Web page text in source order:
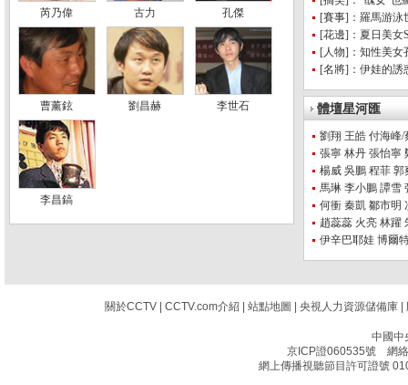
芮乃偉 古力 孔傑
曹薰鉉 劉昌赫 李世石
李昌鎬
[賽事]：羅馬游
[花邊]：夏日美
[人物]：知性美
[名將]：伊娃的
體壇星河匯
劉翔 王皓 付海峰/
張寧 林丹 張怡寧
楊威 吳鵬 程菲 郭
馬琳 李小鵬 譚雪
何衝 秦凱 鄒市明
趙蕊蕊 火亮 林躍
伊辛巴耶娃 博爾
關於CCTV| CCTV.com介紹| 站點地圖 央視人力資源儲備庫|
中國中
京ICP證060535號網絡
網上傳播視聽節目許可證號